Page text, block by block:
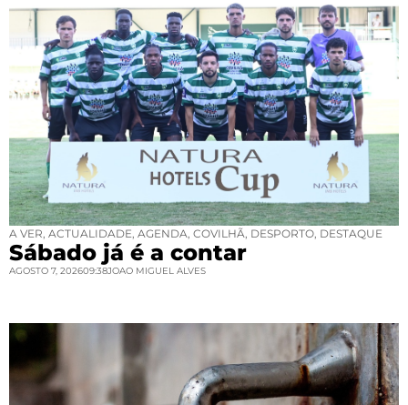
A VER ACTUALIDADE AGENDA COVILHÃ DESPORTO DESTAQUE
Sábado já é a contar
AGOSTO 7, 202609:38JOAO MIGUEL ALVES